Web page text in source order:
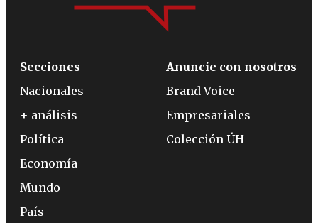
Secciones
Nacionales
+ análisis
Política
Economía
Mundo
País
Anuncie con nosotros
Brand Voice
Empresariales
Colección ÚH